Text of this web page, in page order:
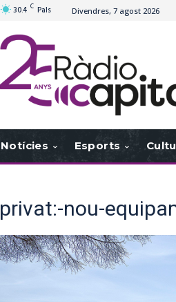
30.4 C Pals Divendres, 7 agost 2026
Notícies Esports
privat:-nou-